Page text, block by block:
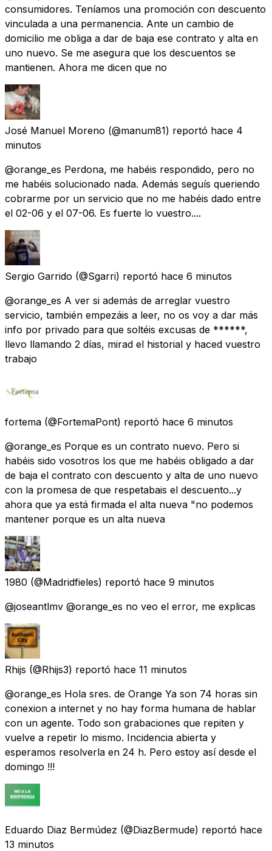
consumidores. Teníamos una promoción con descuento
vinculada a una permanencia. Ante un cambio de
domicilio me obliga a dar de baja ese contrato y alta en
uno nuevo. Se me asegura que los descuentos se
mantienen. Ahora me dicen que no
José Manuel Moreno (@manum81) reportó hace 4
minutos
@orange_es Perdona, me habéis respondido, pero no
me habéis solucionado nada. Además seguís queriendo
cobrarme por un servicio que no me habéis dado entre
el 02-06 y el 07-06. Es fuerte lo vuestro....
Sergio Garrido (@Sgarri) reportó hace 6 minutos
@orange_es A ver si además de arreglar vuestro
servicio, también empezáis a leer, no os voy a dar más
info por privado para que soltéis excusas de ******,
llevo llamando 2 días, mirad el historial y haced vuestro
trabajo
fortema (@FortemaPont) reportó hace 6 minutos
@orange_es Porque es un contrato nuevo. Pero si
habéis sido vosotros los que me habéis obligado a dar
de baja el contrato con descuento y alta de uno nuevo
con la promesa de que respetabais el descuento...y
ahora que ya está firmada el alta nueva "no podemos
mantener porque es un alta nueva
1980 (@Madridfieles) reportó hace 9 minutos
@joseantlmv @orange_es no veo el error, me explicas
Rhijs (@Rhijs3) reportó hace 11 minutos
@orange_es Hola sres. de Orange Ya son 74 horas sin
conexion a internet y no hay forma humana de hablar
con un agente. Todo son grabaciones que repiten y
vuelve a repetir lo mismo. Incidencia abierta y
esperamos resolverla en 24 h. Pero estoy así desde el
domingo !!!
Eduardo Diaz Bermúdez (@DiazBermude) reportó hace
13 minutos